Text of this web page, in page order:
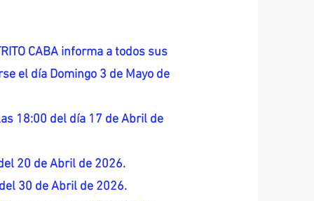
CABA informa a todos sus
el día Domingo 3 de Mayo de
18:00 del día 17 de Abril de
20 de Abril de 2026.
30 de Abril de 2026.